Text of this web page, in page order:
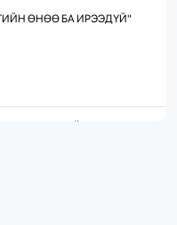
ӨНӨӨ БА ИРЭЭДҮЙ"